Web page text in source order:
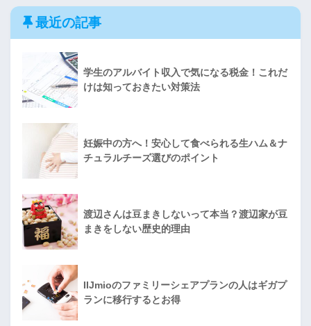
最近の記事
学生のアルバイト収入で気になる税金！これだ
けは知っておきたい対策法
妊娠中の方へ！安心して食べられる生ハム＆ナ
チュラルチーズ選びのポイント
渡辺さんは豆まきしないって本当？渡辺家が豆
まきをしない歴史的理由
IIJmioのファミリーシェアプランの人はギガプ
ランに移行するとお得